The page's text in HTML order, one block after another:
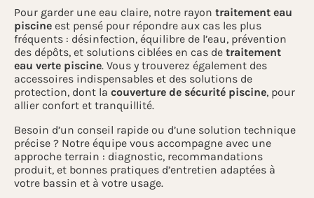
Pour garder une eau claire, notre rayon traitement eau
piscine est pensé pour répondre aux cas les plus
fréquents : désinfection, équilibre de l’eau, prévention
des dépôts, et solutions ciblées en cas de traitement
eau verte piscine. Vous y trouverez également des
accessoires indispensables et des solutions de
protection, dont la couverture de sécurité piscine, pour
allier confort et tranquillité.
Besoin d’un conseil rapide ou d’une solution technique
précise ? Notre équipe vous accompagne avec une
approche terrain : diagnostic, recommandations
produit, et bonnes pratiques d’entretien adaptées à
votre bassin et à votre usage.